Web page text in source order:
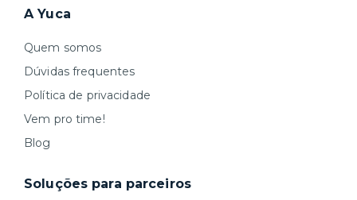
A Yuca
Quem somos
Dúvidas frequentes
Política de privacidade
Vem pro time!
Blog
Soluções para parceiros